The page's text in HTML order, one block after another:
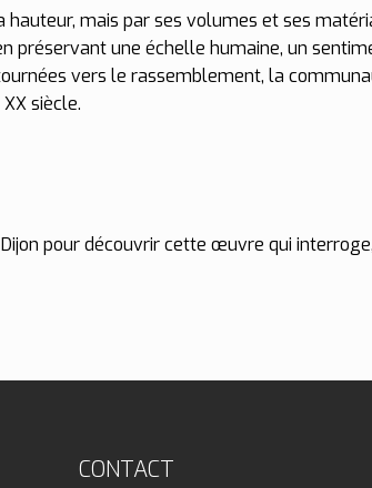
mais par ses volumes et ses
préservant une échelle humaine, un
vers le rassemblement, la
siècle.
pour découvrir cette œuvre qui
CONTACT